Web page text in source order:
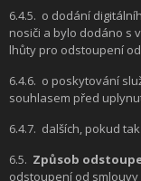
6.4.5. o dodání
nosiči a bylo dodáno s
lhůty pro odstoupení
6.4.6. o poskytování
souhlasem před
6.4.7. dalších, pokud
6.5. Způsob
odstoupení od